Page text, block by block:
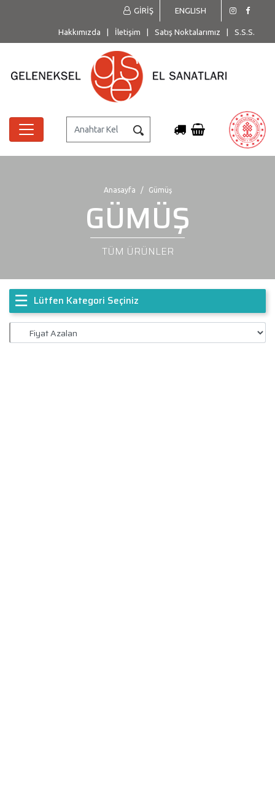
ENGLISH
GİRİŞ
Hakkımızda İletişim Satış Noktalarımız S.S.S.
Anasayfa Gümüş
GÜMÜŞ
TÜM ÜRÜNLER
☰ Lütfen Kategori Seçiniz